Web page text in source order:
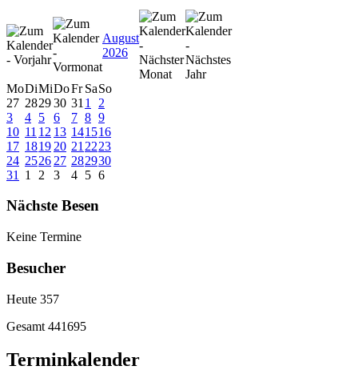
August
2026
MoDiMiDoFr SaSo
27 282930 31 1
2
3
4 5 6 7 8 9
10 11 12 13 141516
17 1819 20 21 2223
24 2526 27 282930
31
1 2 3 4 5 6
Nächste Besen
Keine Termine
Besucher
Heute 357
Gesamt 441695
Terminkalender